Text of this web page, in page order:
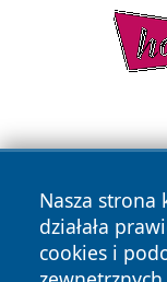
Nasza strona
działała
cookies i